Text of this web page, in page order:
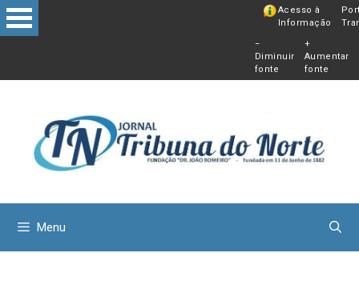
Pular
para
Acesso à
Informação
−
Diminuir
fonte
+
Aumentar
fonte
Menu